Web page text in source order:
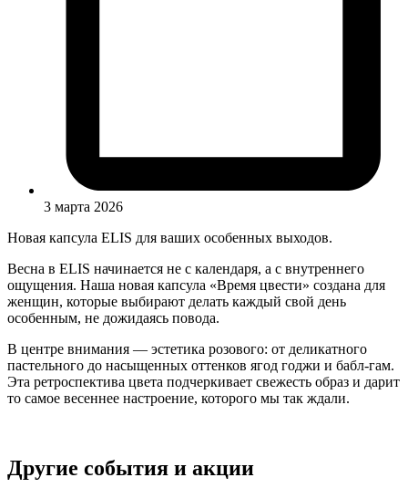
3 марта 2026
Новая капсула ELIS для ваших особенных выходов.
Весна в ELIS начинается не с календаря, а с внутреннего
ощущения. Наша новая капсула «Время цвести» создана для
женщин, которые выбирают делать каждый свой день
особенным, не дожидаясь повода.
В центре внимания — эстетика розового: от деликатного
пастельного до насыщенных оттенков ягод годжи и бабл-гам.
Эта ретроспектива цвета подчеркивает свежесть образ и дарит
то самое весеннее настроение, которого мы так ждали.
Другие события и акции